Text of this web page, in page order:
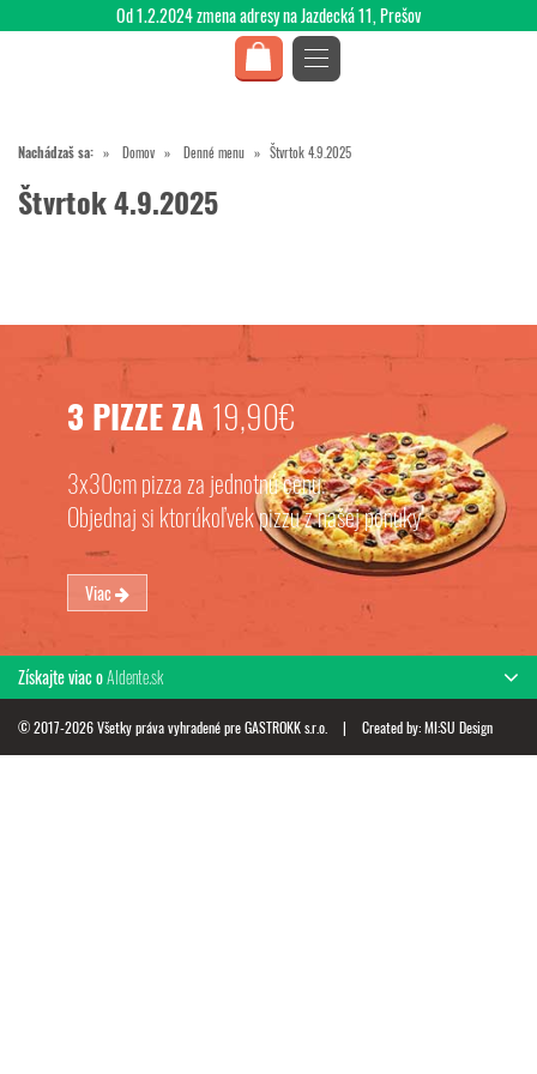
Nachádzaš sa: Domov Denné menu Štvrtok 4.9.2025
Štvrtok 4.9.2025
3 PIZZE ZA 19,90€
3x30cm pizza za jednotnú cenu.
Objednaj si ktorúkoľvek pizzu z našej ponuky
Viac
Získajte viac oAldente.sk
© 2017-2026 Všetky práva vyhradené pre GASTROKK s.r.o. | Created by:MI:SU Design
Od 1.2.2024 zmena adresy na Jazdecká 11, Prešov